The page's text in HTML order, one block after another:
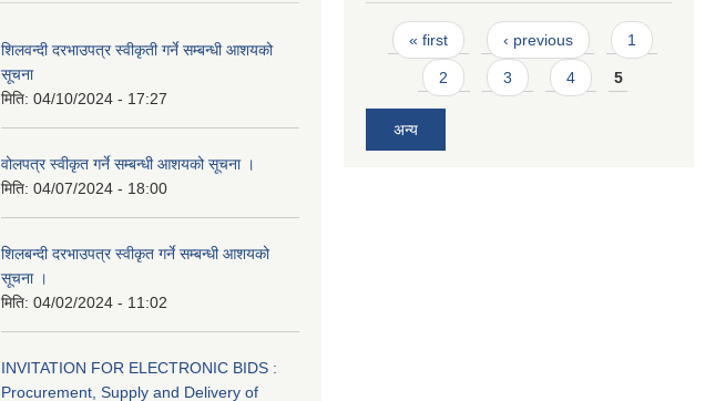
शिलवन्दी दरभाउपत्र स्वीकृती गर्ने सम्बन्धी आशयको
सूचना
मिति: 04/10/2024 - 17:27
वोलपत्र स्वीकृत गर्ने सम्बन्धी आशयको सूचना ।
मिति: 04/07/2024 - 18:00
शिलबन्दी दरभाउपत्र स्वीकृत गर्ने सम्बन्धी आशयको
सूचना ।
मिति: 04/02/2024 - 11:02
INVITATION FOR ELECTRONIC BIDS :
Procurement, Supply and Delivery of
Pages
« first ‹ previous 1
2 3 4 5
अन्य